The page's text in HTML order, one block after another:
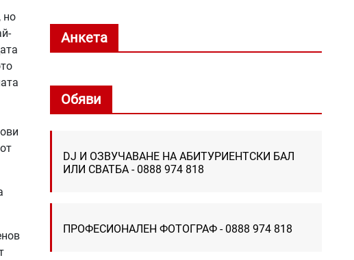
но
Анкета
Обяви
DJ И ОЗВУЧАВАНЕ НА АБИТУРИЕНТСКИ БАЛ
ИЛИ СВАТБА - 0888 974 818
ПРОФЕСИОНАЛЕН ФОТОГРАФ - 0888 974 818